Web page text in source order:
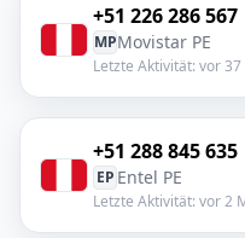
+51 226 286 567
MPMovistar PE
Letzte Aktivität: vor
+51 288 845 635
EP Entel PE
Letzte Aktivität: vor 2